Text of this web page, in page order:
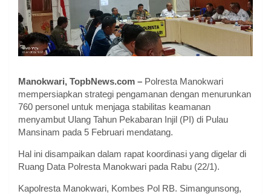
Manokwari, TopbNews.com – Polresta Manokwari
mempersiapkan strategi pengamanan dengan menurunkan
760 personel untuk menjaga stabilitas keamanan
menyambut Ulang Tahun Pekabaran Injil (PI) di Pulau
Mansinam pada 5 Februari mendatang.
Hal ini disampaikan dalam rapat koordinasi yang digelar di
Ruang Data Polresta Manokwari pada Rabu (22/1).
Kapolresta Manokwari, Kombes Pol RB. Simangunsong,